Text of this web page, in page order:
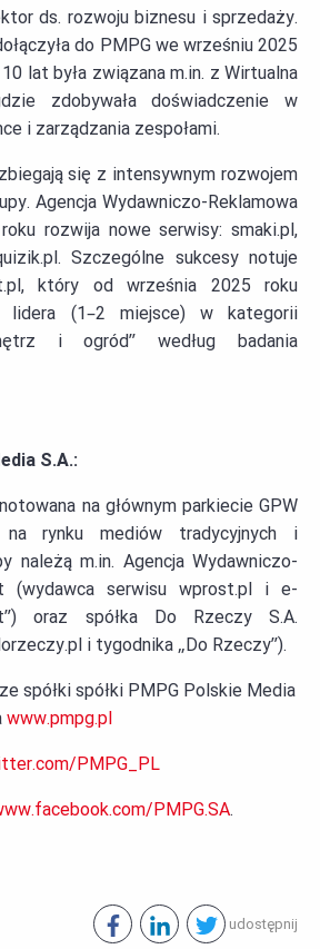
ds. rozwoju biznesu i sprzedaży.
do PMPG we wrześniu 2025
lat była związana m.in. z Wirtualna
zdobywała doświadczenie w
i zarządzania zespołami.
się z intensywnym rozwojem
Agencja Wydawniczo-Reklamowa
rozwija nowe serwisy: smaki.pl,
Szczególne sukcesy notuje
który od września 2025 roku
lidera (1–2 miejsce) w kategorii
i ogród” według badania
S.A.:
na głównym parkiecie GPW
na rynku mediów tradycyjnych i
należą m.in. Agencja Wydawniczo-
(wydawca serwisu wprost.pl i e-
oraz spółka Do Rzeczy S.A.
i tygodnika „Do Rzeczy”).
spółki spółki PMPG Polskie Media
www.pmpg.pl
PMPG_PL
PMPG.SA.
udostępnij